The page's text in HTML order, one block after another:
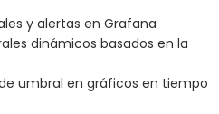
y alertas en Grafana
dinámicos basados en la
umbral en gráficos en tiempo